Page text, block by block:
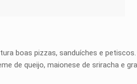
boas pizzas, sanduíches e petiscos.
de queijo, maionese de sriracha e